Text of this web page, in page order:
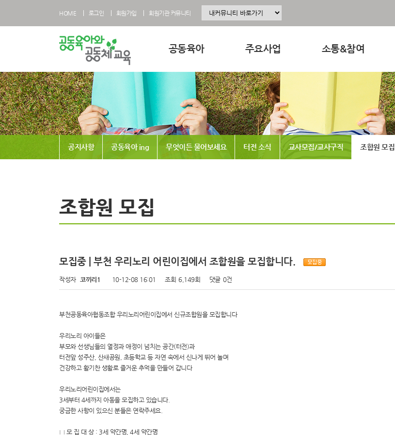
HOME 로그인 회원가입 회원기관 커뮤니티
공동육아
공동육아란
공동육아 영유아과정
공동육아 초등과정
공동육아사회적협동조합
전국공동육아현황
주요사업
주요사업소개
공동육아인증
현장조직사업
교육사업
연구사업
소통&참여
무엇이든 물어보세요
터전 소식
교사모집/교사구직
공지사항 공동육아 ing 무엇이든 물어보세요 터전 소식 교사모집/교사구직 조합원 모집
조합원 모집
모집중 | 부천 우리노리 어린이집에서 조합원을 모집합니다.
작성자 코끼리1 10-12-08 16:01 조회 6,149회 댓글 0건
부천공동육아협동조합 우리노리어린이집에서 신규조합원을 모집합니다
우리노리 아이들은
부모와 선생님들의 열정과 애정이 넘치는 공간(터전)과
터전앞 성주산, 산새공원, 초등학교 등 자연 속에서 신나게 뛰어 놀며
건강하고 활기찬 생활로 즐거운 추억을 만들어 갑니다
우리노리어린이집에서는
3세부터 4세까지 아동을 모집하고 있습니다.
궁금한 사항이 있으신 분들은 연락주세요.
□ 모 집 대 상 : 3세 약간명, 4세 약간명